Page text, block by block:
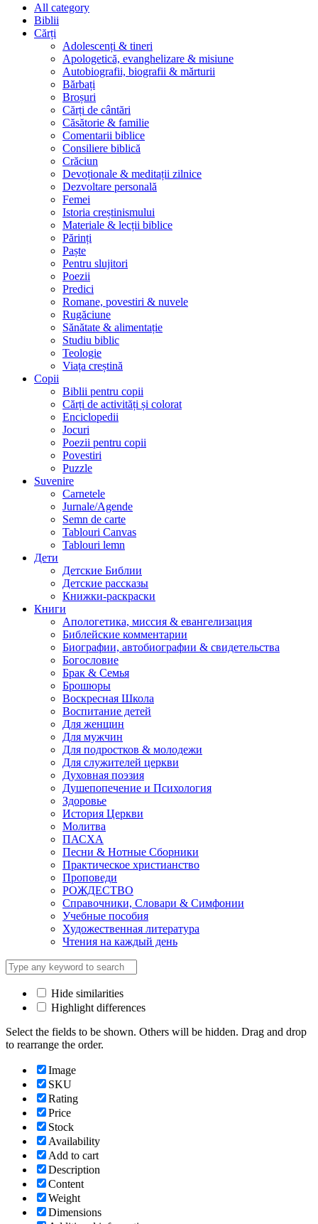
All category
Biblii
Cărți
Adolescenți & tineri
Apologetică, evanghelizare & misiune
Autobiografii, biografii & mărturii
Bărbați
Broșuri
Cărți de cântări
Căsătorie & familie
Comentarii biblice
Consiliere biblică
Crăciun
Devoționale & meditații zilnice
Dezvoltare personală
Femei
Istoria creștinismului
Materiale & lecții biblice
Părinți
Paște
Pentru slujitori
Poezii
Predici
Romane, povestiri & nuvele
Rugăciune
Sănătate & alimentație
Studiu biblic
Teologie
Viața creștină
Copii
Biblii pentru copii
Cărți de activități și colorat
Enciclopedii
Jocuri
Poezii pentru copii
Povestiri
Puzzle
Suvenire
Carnetele
Jurnale/Agende
Semn de carte
Tablouri Canvas
Tablouri lemn
Дети
Детские Библии
Детские рассказы
Книжки-раскраски
Книги
Апологетика, миссия & евангелизация
Библейские комментарии
Биографии, автобиографии & свидетельства
Богословие
Брак & Семья
Брошюры
Воскресная Школа
Воспитание детей
Для женщин
Для мужчин
Для подростков & молодежи
Для служителей церкви
Духовная поэзия
Душепопечение и Психология
Здоровье
История Церкви
Молитва
ПАСХА
Песни & Нотные Сборники
Практическое христианство
Проповеди
РОЖДЕСТВО
Справочники, Словари & Симфонии
Учебные пособия
Художественная литература
Чтения на каждый день
Hide similarities
Highlight differences
Select the fields to be shown. Others will be hidden. Drag and drop
to rearrange the order.
Image
SKU
Rating
Price
Stock
Availability
Add to cart
Description
Content
Weight
Dimensions